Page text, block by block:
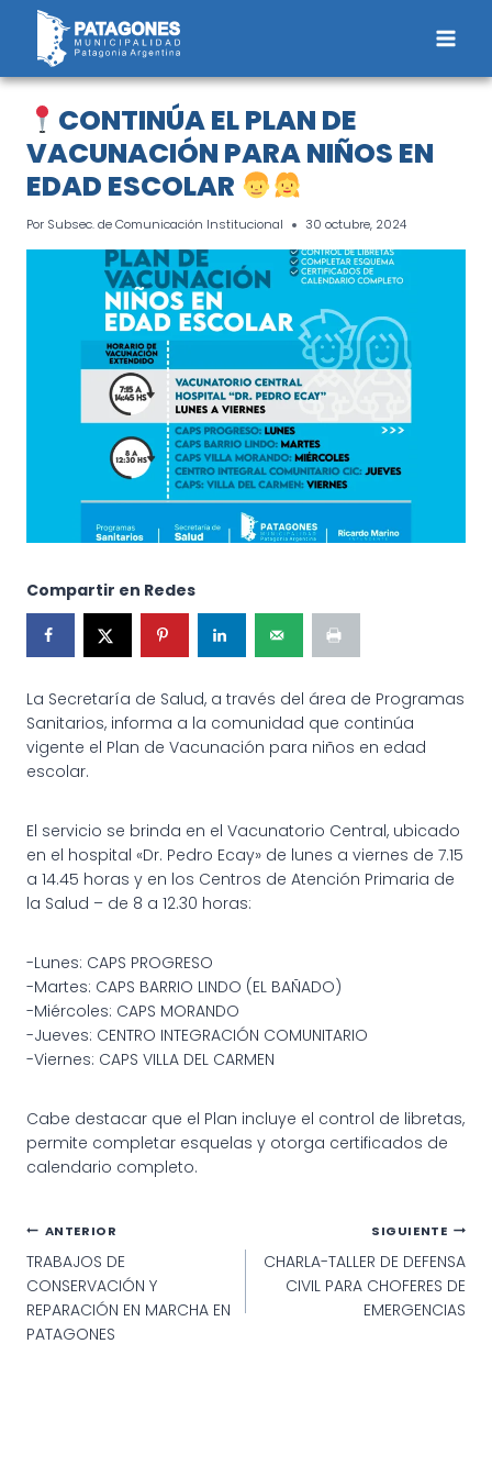
Saltar
contenido
CONTINÚA EL PLAN DE
VACUNACIÓN PARA NIÑOS EN
EDAD ESCOLAR
Por Subsec. de Comunicación Institucional 30 octubre, 2024
Compartir en Redes
La Secretaría de Salud, a través del área de Programas
Sanitarios, informa a la comunidad que continúa
vigente el Plan de Vacunación para niños en edad
escolar.
El servicio se brinda en el Vacunatorio Central, ubicado
en el hospital «Dr. Pedro Ecay» de lunes a viernes de 7.15
a 14.45 horas y en los Centros de Atención Primaria de
la Salud – de 8 a 12.30 horas:
-Lunes: CAPS PROGRESO
-Martes: CAPS BARRIO LINDO (EL BAÑADO)
-Miércoles: CAPS MORANDO
-Jueves: CENTRO INTEGRACIÓN COMUNITARIO
-Viernes: CAPS VILLA DEL CARMEN
Cabe destacar que el Plan incluye el control de libretas,
permite completar esquelas y otorga certificados de
calendario completo.
Navegación
de
entradas
ANTERIOR
TRABAJOS DE
CONSERVACIÓN Y
REPARACIÓN EN MARCHA EN
PATAGONES
SIGUIENTE
CHARLA-TALLER DE DEFENSA
CIVIL PARA CHOFERES DE
EMERGENCIAS